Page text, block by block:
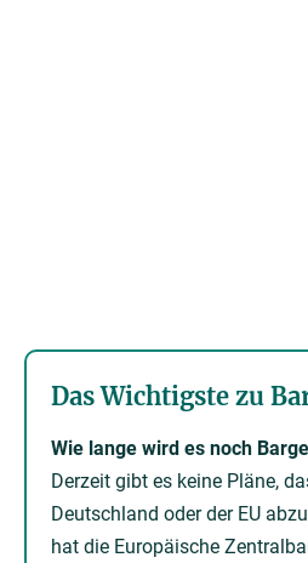
Das Wichtigste zu
Wie lange wird es noch
Derzeit gibt es keine Pläne,
Deutschland oder der EU
hat die Europäische